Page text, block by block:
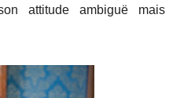
attitude ambiguë mais